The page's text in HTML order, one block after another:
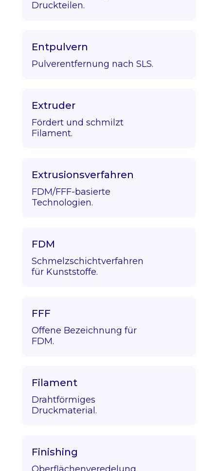
Druckteilen.
Entpulvern
Pulverentfernung nach SLS.
Extruder
Fördert und schmilzt
Filament.
Extrusionsverfahren
FDM/FFF-basierte
Technologien.
FDM
Schmelzschichtverfahren
für Kunststoffe.
FFF
Offene Bezeichnung für
FDM.
Filament
Drahtförmiges
Druckmaterial.
Finishing